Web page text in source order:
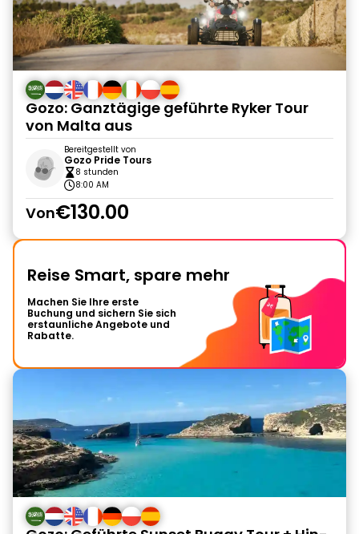
Gozo: Ganztägige geführte Ryker Tour
von Malta aus
Bereitgestellt von
Gozo Pride Tours
8 stunden
8:00 AM
Von€130.00
Reise Smart, spare mehr
Machen Sie Ihre erste
Buchung und sichern Sie sich
erstaunliche Angebote und
Rabatte.